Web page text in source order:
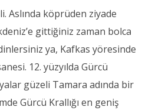
Aslında köprüden ziyade
gittiğiniz zaman bolca
ya, Kafkas yöresinde
12. yüzyılda Gürcü
güzeli Tamara adında bir
Gürcü Krallığı en geniş